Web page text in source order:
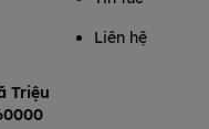
Triệu
Liên hệ